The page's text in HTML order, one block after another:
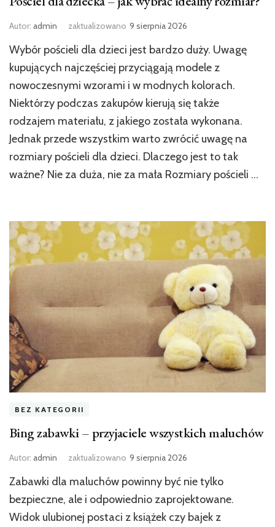
Autor: admin zaktualizowano 9 sierpnia 2026
Wybór pościeli dla dzieci jest bardzo duży. Uwagę
kupujących najczęściej przyciągają modele z
nowoczesnymi wzorami i w modnych kolorach.
Niektórzy podczas zakupów kierują się także
rodzajem materiału, z jakiego została wykonana.
Jednak przede wszystkim warto zwrócić uwagę na
rozmiary pościeli dla dzieci. Dlaczego jest to tak
ważne? Nie za duża, nie za mała Rozmiary pościeli …
BEZ KATEGORII
Bing zabawki – przyjaciele wszystkich maluchów
Autor: admin zaktualizowano 9 sierpnia 2026
Zabawki dla maluchów powinny być nie tylko
bezpieczne, ale i odpowiednio zaprojektowane.
Widok ulubionej postaci z książek czy bajek z